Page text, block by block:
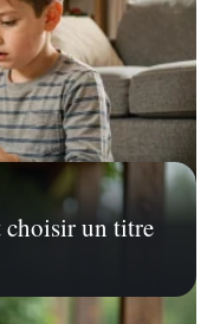
choisir un titre